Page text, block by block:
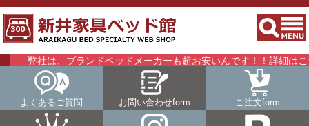
社は、ブランドベッドメーカーも超お安いんです！！詳細はこちら
よくあるご質問 お問い合わせform ご注文form